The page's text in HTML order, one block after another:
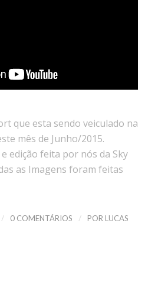
que esta sendo veiculado na
mês de Junho/2015.
edição feita por nós da Sky
as Imagens foram feitas
/ 0 COMENTÁRIOS / POR LUCAS